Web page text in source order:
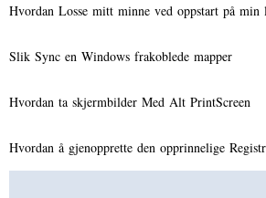
Hvordan Losse mitt minne ved oppstart på min
Slik Sync en Windows frakoblede mapper
Hvordan ta skjermbilder Med Alt PrintScreen
Hvordan å gjenopprette den opprinnelige